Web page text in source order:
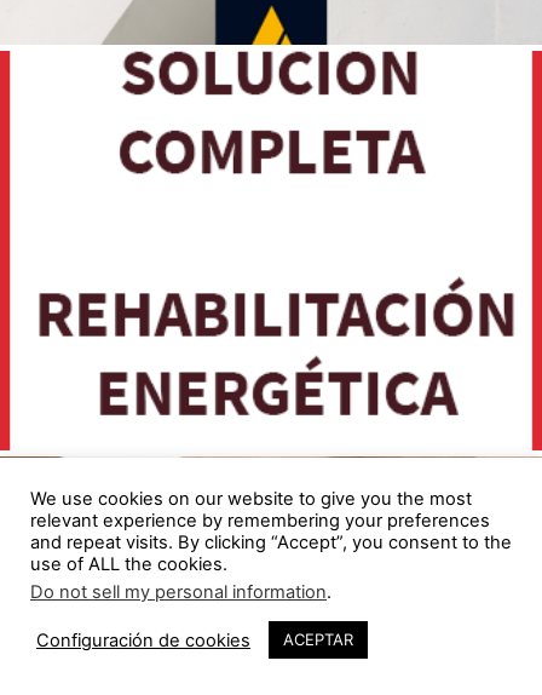
We use cookies on our website to give you the most
relevant experience by remembering your preferences
and repeat visits. By clicking “Accept”, you consent to the
use of ALL the cookies.
Do not sell my personal information.
Configuración de cookies ACEPTAR